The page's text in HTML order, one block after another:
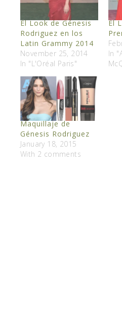
El Look de Génesis
Rodriguez en los
Latin Grammy 2014
November 25, 2014
In "L'Oréal Paris"
El
In
Maquillaje de
Génesis Rodriguez
January 18, 2015
With 2 comments